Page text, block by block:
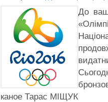
До
«
каное Тарас МІЩУК